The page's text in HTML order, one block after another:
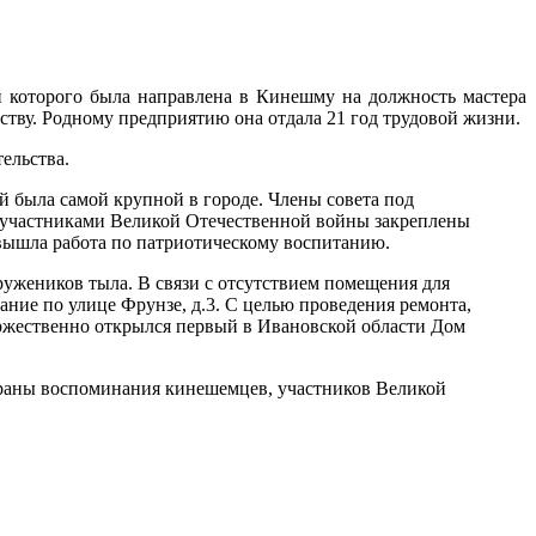
была направлена в Кинешму на должность мастера
Родному предприятию она отдала 21 год трудовой жизни.
была самой крупной в городе. Члены совета под
Великой Отечественной войны закреплены
работа по патриотическому воспитанию.
тыла. В связи с отсутствием помещения для
по улице Фрунзе, д.3. С целью проведения ремонта,
открылся первый в Ивановской области Дом
воспоминания кинешемцев, участников Великой